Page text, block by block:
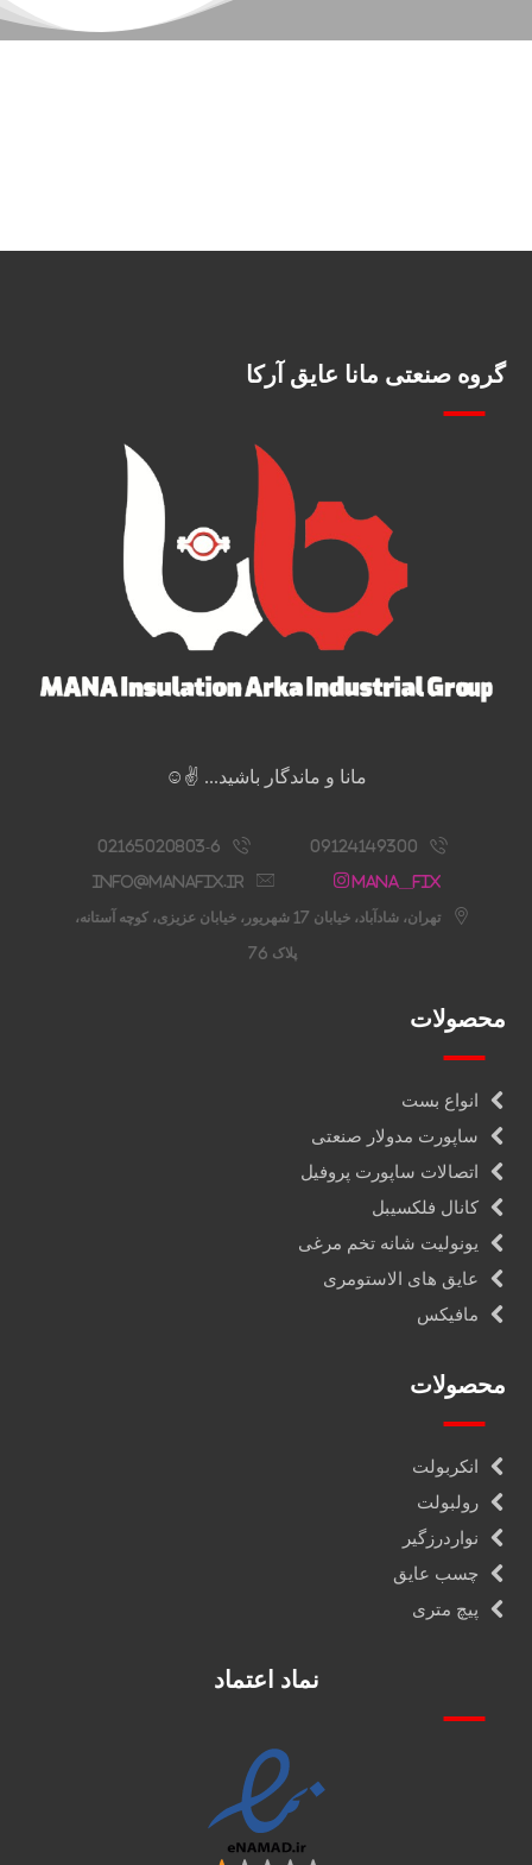
گروه صنعتی مانا عایق آرکا
مانا و ماندگار باشید... ✌️☺️
09124149300
02165020803-6
Mana__fix
info@manafix.ir
تهران، شادآباد، خیابان 17 شهریور، خیابان عزیزی، کوچه آستانه،
پلاک 76
محصولات
انواع بست
ساپورت مدولار صنعتی
اتصالات ساپورت پروفیل
کانال فلکسیبل
یونولیت شانه تخم مرغی
عایق های الاستومری
مافیکس
محصولات
انکربولت
رولبولت
نواردرزگیر
چسب عایق
پیچ متری
نماد اعتماد